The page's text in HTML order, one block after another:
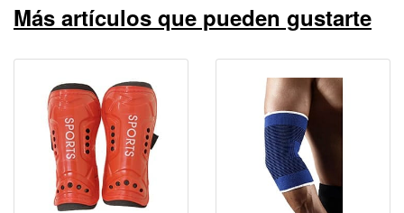
Más artículos que pueden gustarte